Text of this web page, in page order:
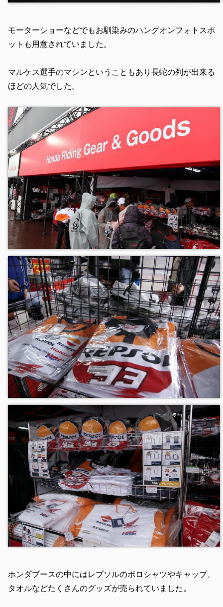
モーターショーなどでもお馴染みのハングオンフォトスポ
ットも用意されていました。
マルケス選手のマシンということもあり長蛇の列が出来る
ほどの人気でした。
ホンダブースの中にはレプソルのポロシャツやキャップ、
タオルなどたくさんのグッズが売られていました。